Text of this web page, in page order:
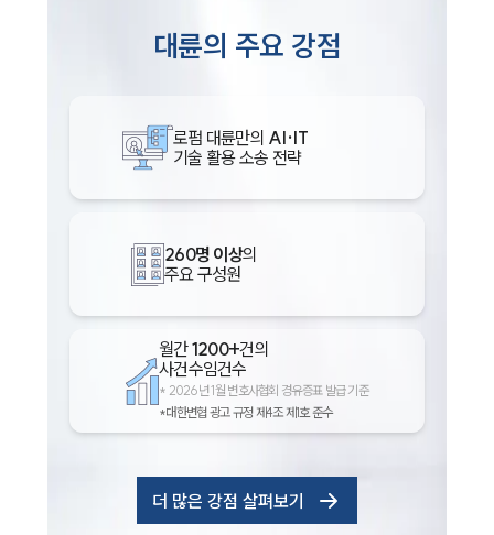
대륜의 주요 강점
로펌 대륜만의 AI·IT
기술 활용 소송 전략
260명 이상의
주요 구성원
월간1200+건의
사건수임건수
* 2026년 1월 변호사협회 경유증표 발급 기준
*대한변협 광고 규정 제4조 제1호 준수
더 많은 강점 살펴보기